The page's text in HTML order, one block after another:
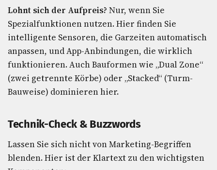
Lohnt sich der Aufpreis? Nur, wenn Sie
Spezialfunktionen nutzen. Hier finden Sie
intelligente Sensoren, die Garzeiten automatisch
anpassen, und App-Anbindungen, die wirklich
funktionieren. Auch Bauformen wie „Dual Zone“
(zwei getrennte Körbe) oder „Stacked“ (Turm-
Bauweise) dominieren hier.
Technik-Check & Buzzwords
Lassen Sie sich nicht von Marketing-Begriffen
blenden. Hier ist der Klartext zu den wichtigsten